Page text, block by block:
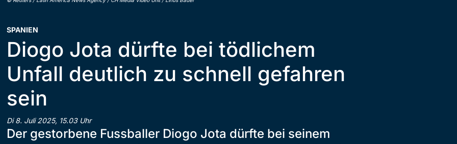
SPANIEN
Diogo Jota dürfte bei tödlichem
Unfall deutlich zu schnell gefahren
sein
Di 8. Juli 2025, 15.03 Uhr
Der gestorbene Fussballer Diogo Jota dürfte bei seinem